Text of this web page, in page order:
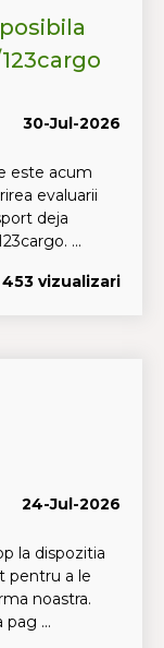
30-Jul-2026
este acum
evaluarii
deja
...
453 vizualizari
24-Jul-2026
la dispozitia
pentru a le
noastra.
...